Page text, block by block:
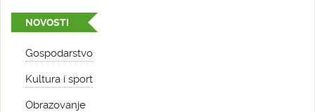
NOVOSTI
Gospodarstvo
Kultura i sport
Obrazovanje